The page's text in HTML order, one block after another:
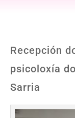
Recepción
psicoloxía
Sarria